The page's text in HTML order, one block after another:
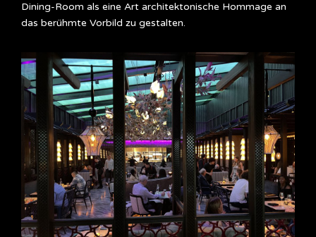
Dining-Room als eine Art architektonische Hommage an
das berühmte Vorbild zu gestalten.